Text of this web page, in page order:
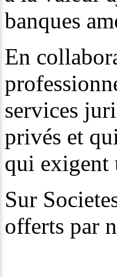
banques
En
services
privés et
qui exigent
Sur
offerts par